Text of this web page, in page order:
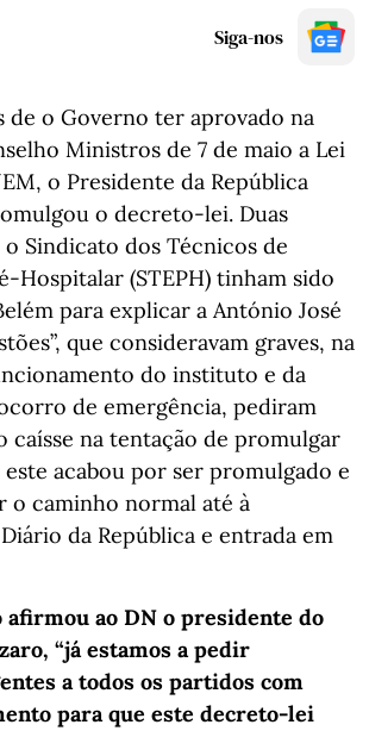
Siga-nos
de o Governo ter aprovado na
Ministros de 7 de maio a Lei
o Presidente da República
o decreto-lei. Duas
o Sindicato dos Técnicos de
Hospitalar (STEPH) tinham sido
para explicar a António José
que consideravam graves, na
do instituto e da
de emergência, pediram
caísse na tentação de promulgar
acabou por ser promulgado e
o caminho normal até à
da República e entrada em
afirmou ao DN o presidente do
“já estamos a pedir
a todos os partidos com
para que este decreto-lei